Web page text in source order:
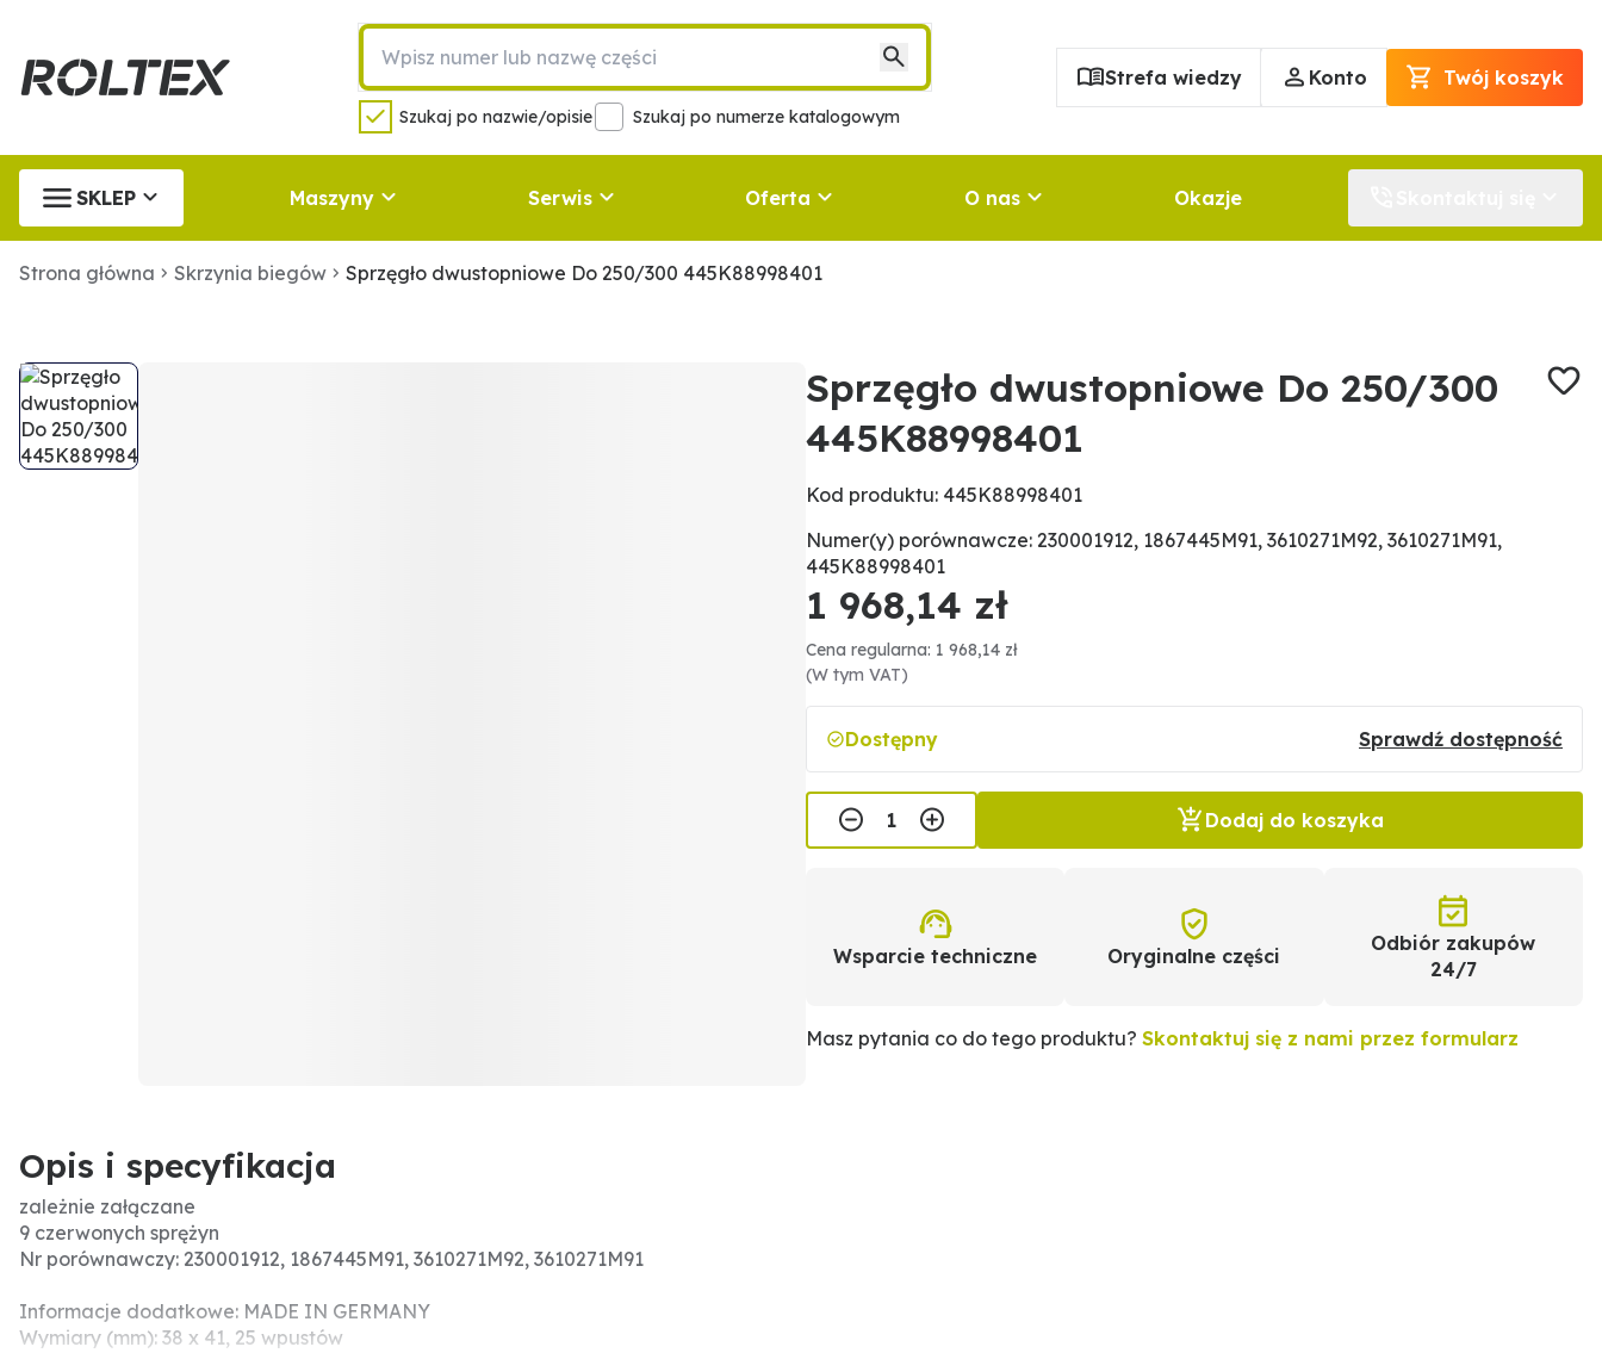
Szukaj po nazwie/opisie Szukaj po numerze katalogowym
Strefa wiedzy Konto Twój koszyk
SKLEP Maszyny Serwis Oferta O nas Okazje
Strona główna Skrzynia biegów Sprzęgło dwustopniowe Do 250/300 445K88998401
Sprzęgło dwustopniowe Do 250/300
445K88998401
Kod produktu: 445K88998401
Numer(y) porównawcze: 230001912, 1867445M91, 3610271M92, 3610271M91,
445K88998401
1 968,14 zł
Cena regularna: 1 968,14 zł
(W tym VAT)
Dostępny Sprawdź dostępność
Dodaj do koszyka
Wsparcie techniczne Oryginalne części
Odbiór zakupów
24/7
Masz pytania co do tego produktu? Skontaktuj się z nami przez formularz
Opis i specyfikacja
zależnie załączane
9 czerwonych sprężyn
Nr porównawczy: 230001912, 1867445M91, 3610271M92, 3610271M91
Informacje dodatkowe: MADE IN GERMANY
Wymiary (mm): 38 x 41, 25 wpustów